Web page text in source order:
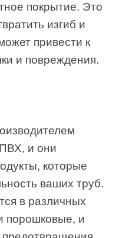
покрытие. Это
изгиб и
привести к
и повреждения.
и они
которые
ваших труб.
в различных
порошковые, и